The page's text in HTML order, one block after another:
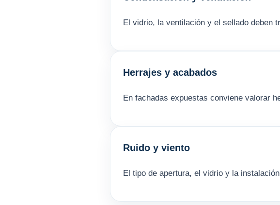
El vidrio, la ventilación y el sellado deben
Herrajes y acabados
En fachadas expuestas conviene valorar
Ruido y viento
El tipo de apertura, el vidrio y la